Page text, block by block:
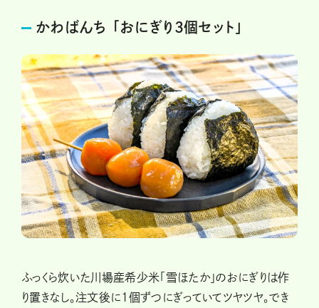
かわばんち 「おにぎり3個セット」
ふっくら炊いた川場産希少米「雪ほたか」のおにぎりは作
り置きなし。注文後に1個ずつにぎっていてツヤツヤ。でき